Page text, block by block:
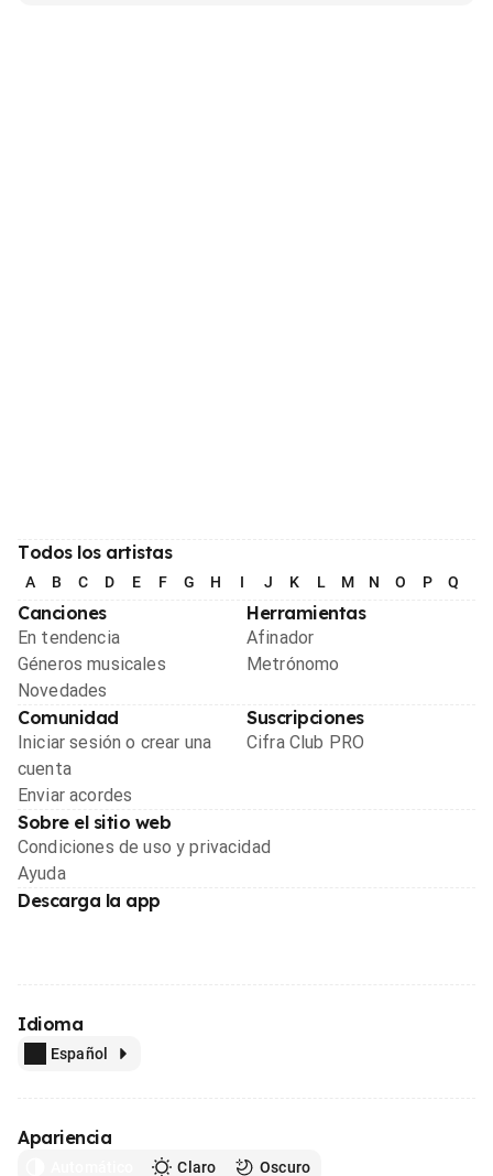
Todos los artistas
A B C D E F G H I J K L M N O P Q
Canciones
En tendencia
Géneros musicales
Novedades
Herramientas
Afinador
Metrónomo
Comunidad
Iniciar sesión o crear una
cuenta
Enviar acordes
Suscripciones
Cifra Club PRO
Sobre el sitio web
Condiciones de uso y privacidad
Ayuda
Descarga la app
Idioma
Español
Apariencia
Claro Oscuro